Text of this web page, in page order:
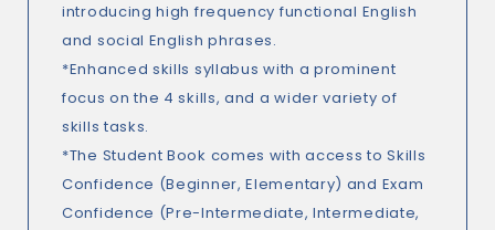
introducing high frequency functional English
and social English phrases.
*Enhanced skills syllabus with a prominent
focus on the 4 skills, and a wider variety of
skills tasks.
*The Student Book comes with access to Skills
Confidence (Beginner, Elementary) and Exam
Confidence (Pre-Intermediate, Intermediate,